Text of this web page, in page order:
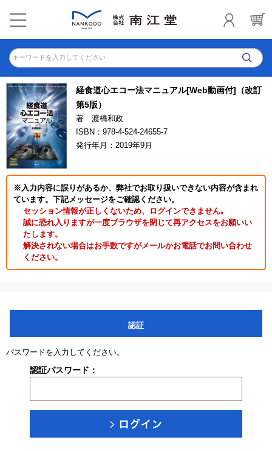
キーワードを入力してください
経食道心エコー法マニュアル[Web動画付]（改訂
第5版）
著 渡橋和政
ISBN：978-4-524-24655-7
発行年月：2019年9月
※入力内容に誤りがあるか、弊社でお取り扱いできない内容が含まれ
ています。下記メッセージをご確認ください。
セッション情報が正しくないため、ログインできません｡
誠に恐れ入りますが一度ブラウザを閉じて再アクセスをお願いい
たします。
解決されない場合はお手数ですがメールかお電話でお問い合わせ
ください。
認証
パスワードを入力してください。
認証パスワード：